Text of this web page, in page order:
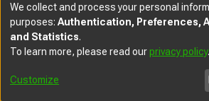
© ITESO, Universidad Jesuita de
Software DSpace
copyright ©
We collect and process your personal
purposes: Authentication, Preferences,
and Statistics.
To learn more, please read ourprivacy policy.
Customize